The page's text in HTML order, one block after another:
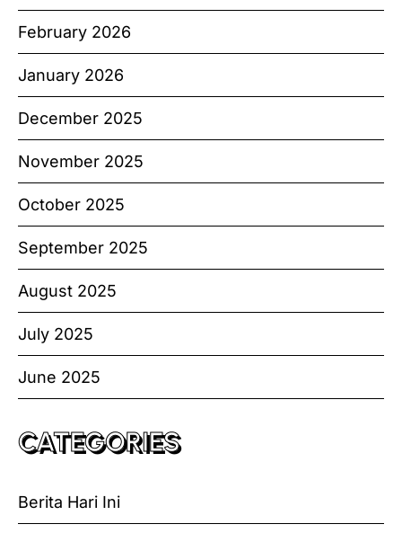
February 2026
January 2026
December 2025
November 2025
October 2025
September 2025
August 2025
July 2025
June 2025
CATEGORIES
Berita Hari Ini